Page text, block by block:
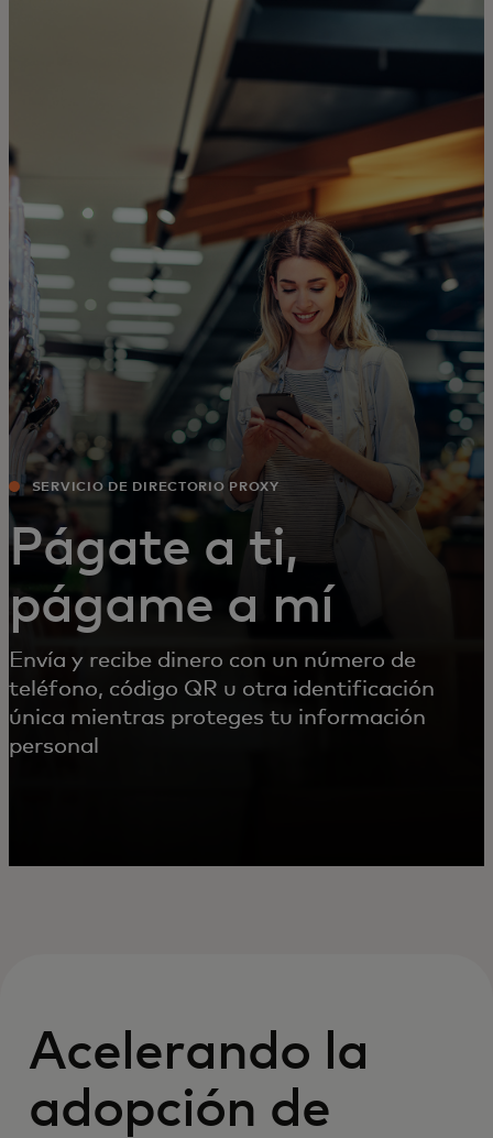
Para empresas
Para el mundo
Para innovadores
Noticias y tendencias
SERVICIO DE DIRECTORIO PROXY
Págate a ti,
págame a mí
Envía y recibe dinero con un número de
teléfono, código QR u otra identificación
única mientras proteges tu información
personal
Acelerando la
adopción de